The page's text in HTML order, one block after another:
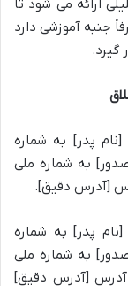
ارائه می شود تا
جنبه آموزشی دارد
گیرد.
[نام پدر] به شماره
به شماره ملی
[آدرس دقیق].
[نام پدر] به شماره
به شماره ملی
آدرس [آدرس دقیق]